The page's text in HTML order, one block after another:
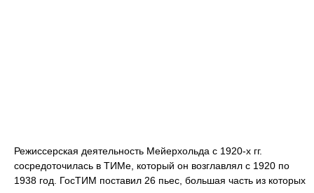
Режиссерская деятельность Мейерхольда с 1920-х гг.
сосредоточилась в ТИМе, который он возглавлял с 1920 по
1938 год. ГосТИМ поставил 26 пьес, большая часть из которых